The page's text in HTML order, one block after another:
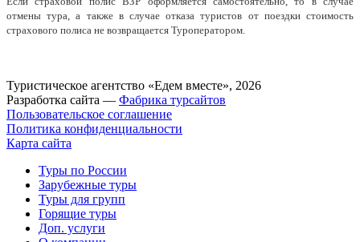
отмены тура, а также в случае отказа туристов от поездки стоимость
страхового полиса не возвращается Туроператором.
Туристическое агентство «Едем вместе», 2026
Разработка сайта — Фабрика турсайтов
Пользовательское соглашение
Политика конфиденциальности
Карта сайта
Туры по России
Зарубежные туры
Туры для групп
Горящие туры
Доп. услуги